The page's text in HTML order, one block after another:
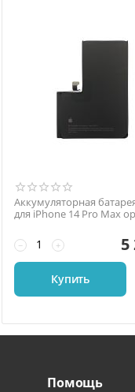
Аккумуляторная
для iPhone 14 Pro Max
+
− 5
Купить
Помощь